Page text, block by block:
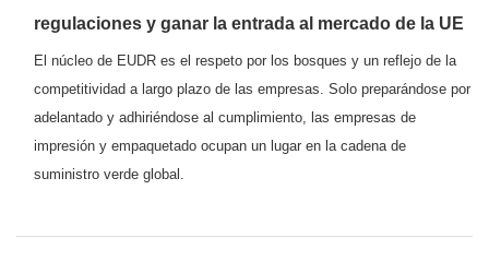
regulaciones y ganar la entrada al mercado de la UE
El núcleo de EUDR es el respeto por los bosques y un reflejo de la
competitividad a largo plazo de las empresas. Solo preparándose por
adelantado y adhiriéndose al cumplimiento, las empresas de
impresión y empaquetado ocupan un lugar en la cadena de
suministro verde global.